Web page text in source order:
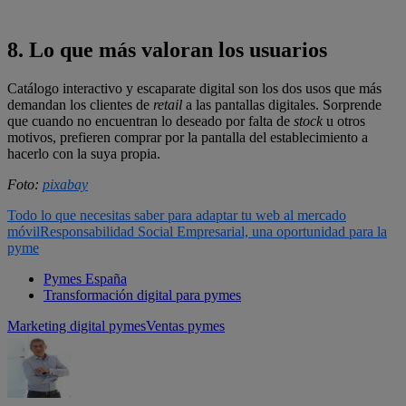
8. Lo que más valoran los usuarios
Catálogo interactivo y escaparate digital son los dos usos que más
demandan los clientes de retail a las pantallas digitales. Sorprende
que cuando no encuentran lo deseado por falta de stock u otros
motivos, prefieren comprar por la pantalla del establecimiento a
hacerlo con la suya propia.
Foto: pixabay
Todo lo que necesitas saber para adaptar tu web al mercado
móvilResponsabilidad Social Empresarial, una oportunidad para la
pyme
Pymes España
Transformación digital para pymes
Marketing digital pymesVentas pymes